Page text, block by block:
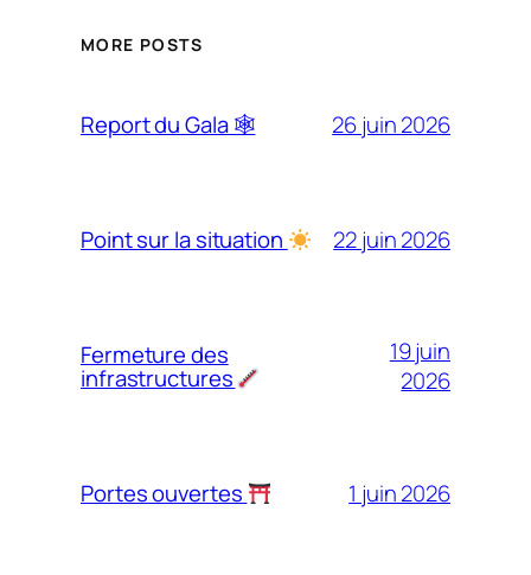
MORE POSTS
Report du Gala 🕸 26 juin 2026
Point sur la situation 22 juin 2026
Fermeture des
infrastructures
19 juin
2026
Portes ouvertes 1 juin 2026